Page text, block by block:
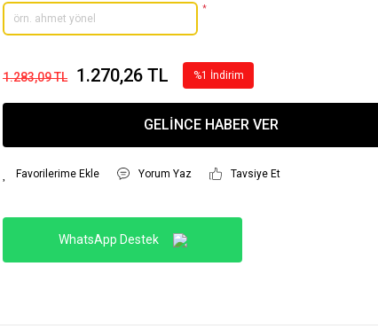
*
1.283,09 TL 1.270,26 TL %1 İndirim
GELİNCE HABER VER
Yorum Yaz Tavsiye Et
WhatsApp Destek